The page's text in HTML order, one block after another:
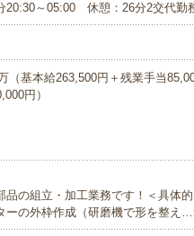
～05:00 休憩：26分2交代勤
基本給263,500円＋残業手当
円）
品の組立・加工業務です！＜具体
の外枠作成（研磨機で形を整え…